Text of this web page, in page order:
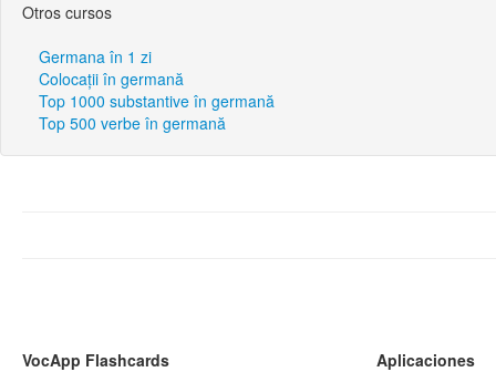
Otros cursos
Germana în 1 zi
Colocații în germană
Top 1000 substantive în germană
Top 500 verbe în germană
VocApp Flashcards
Aplicaciones